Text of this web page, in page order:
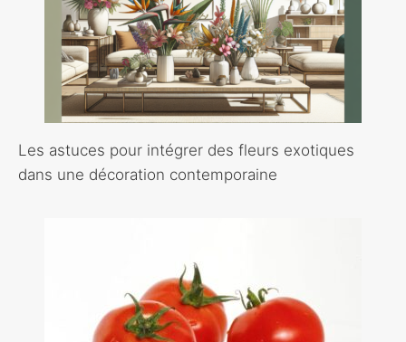
Les astuces pour intégrer des fleurs exotiques
dans une décoration contemporaine